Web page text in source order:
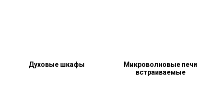
Духовые шкафы
Микроволновые печи
встраиваемые